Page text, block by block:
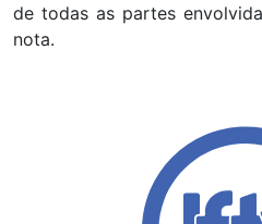
de todas as partes
nota.